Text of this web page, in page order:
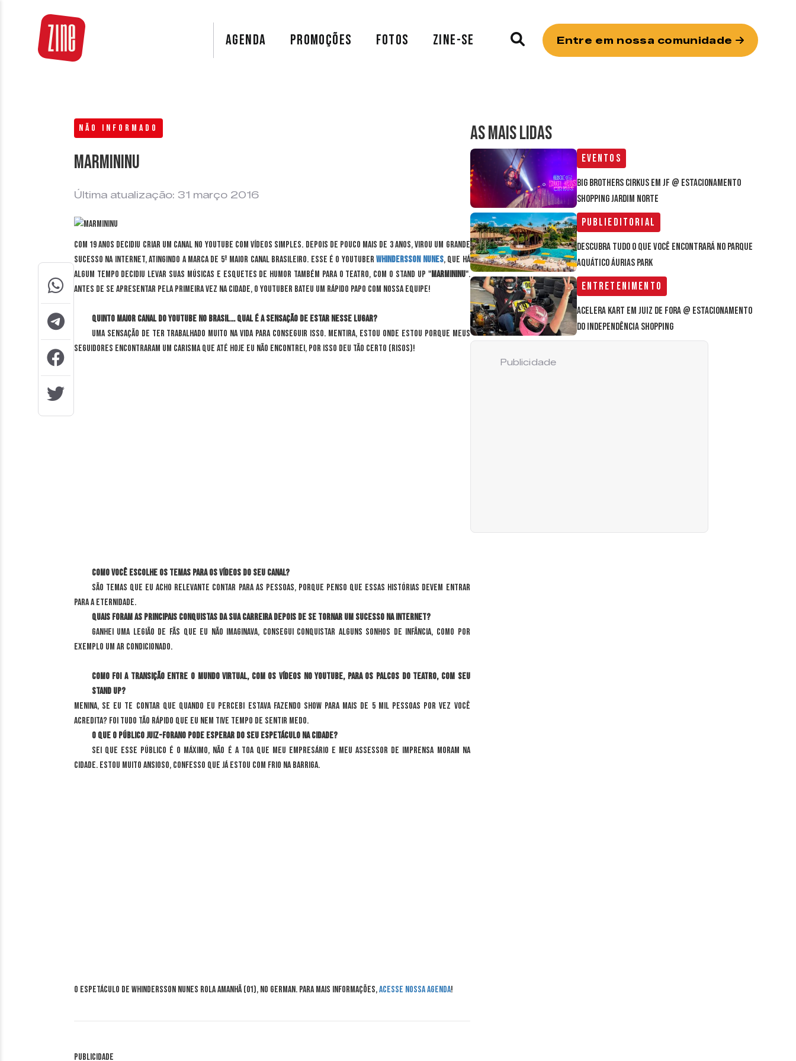
AGENDA PROMOÇÕES FOTOS ZINE-SE Entre em nossa comunidade
NÃO INFORMADO
MarMininu
Última atualização: 31 março 2016
Com 19 anos decidiu criar um canal no YouTube com vídeos simples. Depois de pouco mais de 3 anos, virou um grande
sucesso na internet, atingindo a marca de 5º maior canal brasileiro. Esse é o youtuberWhindersson Nunes, que há
algum tempo decidiu levar suas músicas e esquetes de humor também para o teatro, com o stand up "MarMininu".
Antes de se apresentar pela primeira vez na cidade, o youtuber bateu um rápido papo com nossa equipe!
Quinto maior canal do YouTube no Brasil… Qual é a sensação de estar nesse lugar?
Uma sensação de ter trabalhado muito na vida para conseguir isso. Mentira, estou onde estou porque meus
seguidores encontraram um carisma que até hoje eu não encontrei, por isso deu tão certo (risos)!
Como você escolhe os temas para os vídeos do seu canal?
São temas que eu acho relevante contar para as pessoas, porque penso que essas histórias devem entrar
para a eternidade.
Quais foram as principais conquistas da sua carreira depois de se tornar um sucesso na internet?
Ganhei uma legião de fãs que eu não imaginava, consegui conquistar alguns sonhos de infância, como por
exemplo um ar condicionado.
Como foi a transição entre o mundo virtual, com os vídeos no YouTube, para os palcos do teatro, com seu
stand up?
Menina, se eu te contar que quando eu percebi estava fazendo show para mais de 5 mil pessoas por vez você
acredita? Foi tudo tão rápido que eu nem tive tempo de sentir medo.
O que o público juiz-forano pode esperar do seu espetáculo na cidade?
Sei que esse público é o máximo, não é a toa que meu empresário e meu assessor de imprensa moram na
cidade. Estou muito ansioso, confesso que já estou com frio na barriga.
O espetáculo de Whindersson Nunes rola amanhã (01), no German. Para mais informações,acesse nossa agenda!
Publicidade
AS MAIS LIDAS
Eventos
Big Brothers Cirkus em JF @ estacionamento
Shopping Jardim Norte
Publieditorial
Descubra tudo o que você encontrará no parque
aquático Áurias Park
Entretenimento
Acelera Kart em Juiz de Fora @ estacionamento
do Independência Shopping
Publicidade